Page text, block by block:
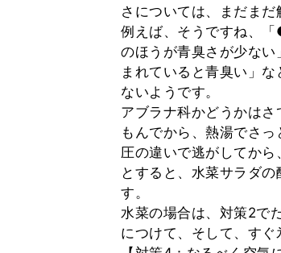
さについては、まだまだ
例えば、そうですね、
のほうが青臭さが少な
まれていると青臭い」
ないようです。
アブラナ科かどうかは
もんでから、熱湯でさ
圧の違いで逃がしてか
とすると、水菜サラダ
す。
水菜の場合は、対策2で
につけて、そして、すぐ